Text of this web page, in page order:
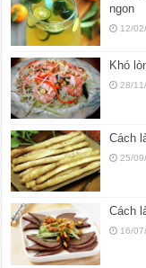
ngon
12/
Khó
28/
Cách
25/
Cách
16/